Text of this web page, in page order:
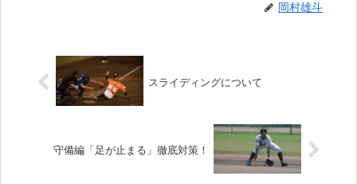
岡村雄斗
スライディングについて
守備編「足が止まる」徹底対策！